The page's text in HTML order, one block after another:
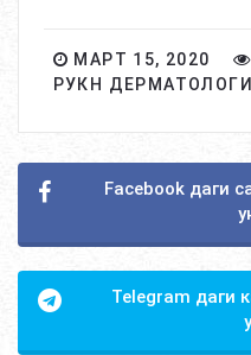
МАРТ 15, 2020
РУКН
Facebook даги
Telegram даги